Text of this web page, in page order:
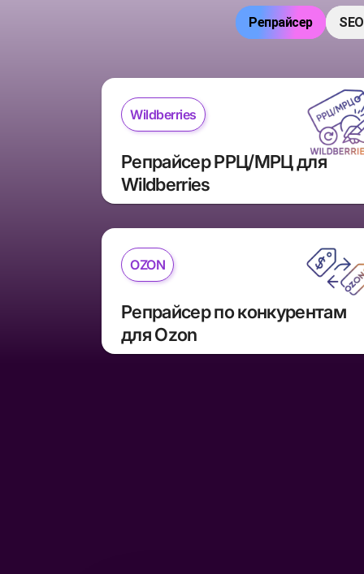
Репрайсер SEO
Wildberries
Репрайсер РРЦ/МРЦ для
Wildberries
OZON
Репрайсер по конкурентам
для Ozon